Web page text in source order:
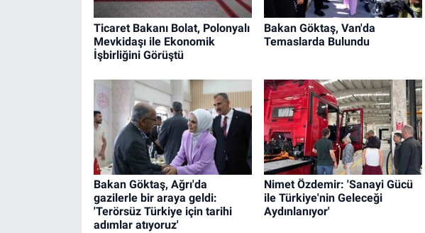
Ticaret Bakanı Bolat, Polonyalı
Mevkidaşı ile Ekonomik
İşbirliğini Görüştü
Bakan Göktaş, Van'da
Temaslarda Bulundu
Bakan Göktaş, Ağrı'da
gazilerle bir araya geldi:
'Terörsüz Türkiye için tarihi
adımlar atıyoruz'
Nimet Özdemir: 'Sanayi Gücü
ile Türkiye'nin Geleceği
Aydınlanıyor'